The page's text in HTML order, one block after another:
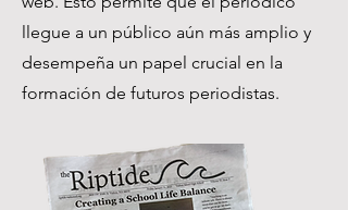
llegue a un público aún más amplio y
desempeña un papel crucial en la
formación de futuros periodistas.